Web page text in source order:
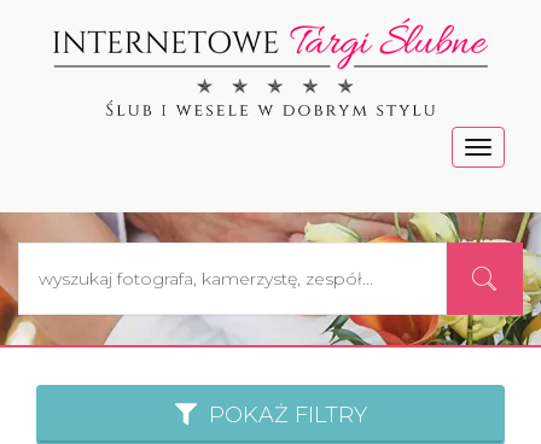
Menu
POKAŻ FILTRY